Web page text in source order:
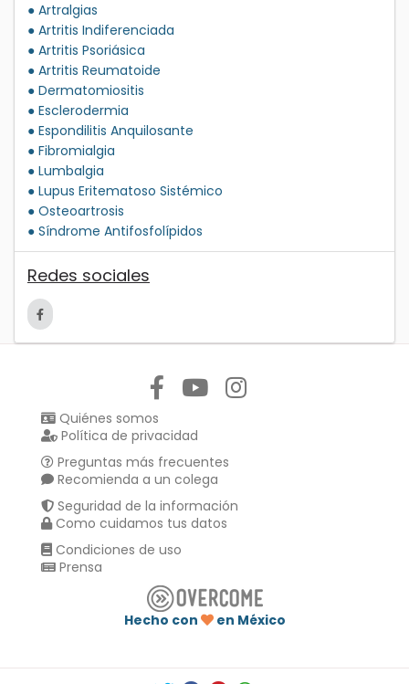
● Artralgias
● Artritis Indiferenciada
● Artritis Psoriásica
● Artritis Reumatoide
● Dermatomiositis
● Esclerodermia
● Espondilitis Anquilosante
● Fibromialgia
● Lumbalgia
● Lupus Eritematoso Sistémico
● Osteoartrosis
● Síndrome Antifosfolípidos
Redes sociales
Quiénes somos
Política de privacidad
Preguntas más frecuentes
Recomienda a un colega
Seguridad de la información
Como cuidamos tus datos
Condiciones de uso
Prensa
Hecho con
en México